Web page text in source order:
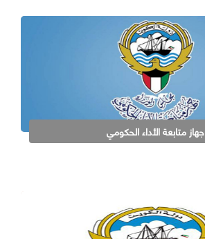
جهاز متابعة الأداء الحكومي